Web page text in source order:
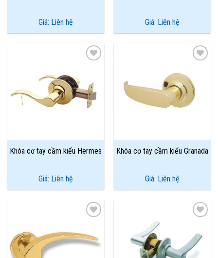
Giá: Liên hệ Giá: Liên hệ
Add to
Wishlist
Khóa cơ tay cầm kiểu Hermes
Giá: Liên hệ
Add to
Wishlist
Khóa cơ tay cầm kiểu Granada
Giá: Liên hệ
Add to
Wishlist
Add to
Wishlist